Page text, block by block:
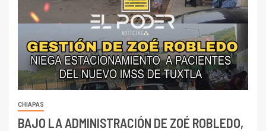
CHIAPAS
BAJO LA ADMINISTRACIÓN DE ZOÉ ROBLEDO,